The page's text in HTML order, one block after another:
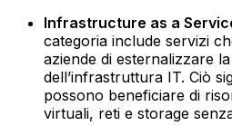
Infrastructure as a
categoria include servizi
aziende di esternalizzare
dell’infrastruttura IT. Ciò
possono beneficiare di
virtuali, reti e storage